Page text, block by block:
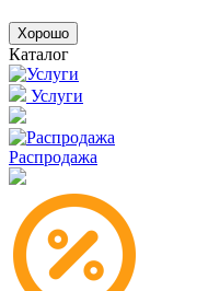
Хорошо
Каталог
Услуги
Распродажа